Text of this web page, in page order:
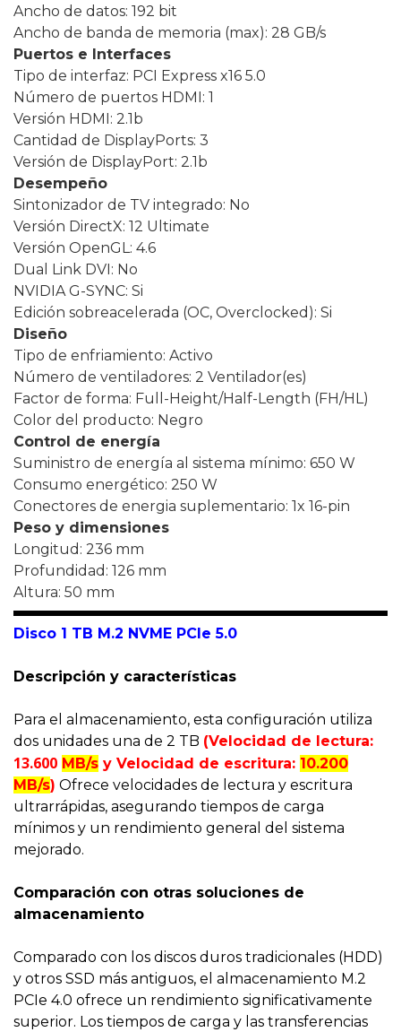
Ancho de datos: 192 bit
Ancho de banda de memoria (max): 28 GB/s
Puertos e Interfaces
Tipo de interfaz: PCI Express x16 5.0
Número de puertos HDMI: 1
Versión HDMI: 2.1b
Cantidad de DisplayPorts: 3
Versión de DisplayPort: 2.1b
Desempeño
Sintonizador de TV integrado: No
Versión DirectX: 12 Ultimate
Versión OpenGL: 4.6
Dual Link DVI: No
NVIDIA G-SYNC: Si
Edición sobreacelerada (OC, Overclocked): Si
Diseño
Tipo de enfriamiento: Activo
Número de ventiladores: 2 Ventilador(es)
Factor de forma: Full-Height/Half-Length (FH/HL)
Color del producto: Negro
Control de energía
Suministro de energía al sistema mínimo: 650 W
Consumo energético: 250 W
Conectores de energia suplementario: 1x 16-pin
Peso y dimensiones
Longitud: 236 mm
Profundidad: 126 mm
Altura: 50 mm
Disco 1 TB M.2 NVME PCIe 5.0
Descripción y características
Para el almacenamiento, esta configuración utiliza
dos unidades una de 2 TB (Velocidad de lectura:
13.600 MB/s y Velocidad de escritura: 10.200
MB/s) Ofrece velocidades de lectura y escritura
ultrarrápidas, asegurando tiempos de carga
mínimos y un rendimiento general del sistema
mejorado.
Comparación con otras soluciones de
almacenamiento
Comparado con los discos duros tradicionales (HDD)
y otros SSD más antiguos, el almacenamiento M.2
PCIe 4.0 ofrece un rendimiento significativamente
superior. Los tiempos de carga y las transferencias